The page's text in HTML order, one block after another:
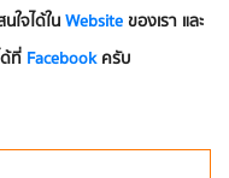
จได้ในWebsite ของเรา และ
ที่ Facebook ครับ